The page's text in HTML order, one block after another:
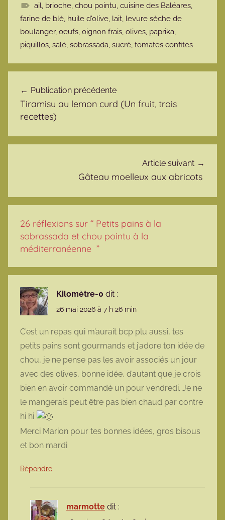
ail, brioche, chou pointu, cuisine des Baléares,
farine de blé, huile d'olive, lait, levure sèche de
boulanger, oeufs, oignon frais, olives, paprika,
piquillos, salé, sobrassada, sucré, tomates confites
Publication précédente
Tiramisu au lemon curd (Un fruit, trois
recettes)
Article suivant
Gâteau moelleux aux abricots
26 réflexions sur “ Petits pains à la
sobrassada et chou pointu à la
méditerranéenne ”
Kilomètre-0 dit :
26 mai 2026 à 7 h 26 min
C’est un repas qui m’aurait bcp plu aussi, tes
petits pains sont gourmands et j’adore ton idée de
chou, je ne pense pas les avoir associés un jour
avec des olives, bonne idée, d’autant que je crois
bien en avoir commandé un pour vendredi. Je ne
le mangerais peut être pas bien chaud par contre
hi hi
Merci Marion pour tes bonnes idées, gros bisous
et bon mardi
Répondre
marmotte dit :